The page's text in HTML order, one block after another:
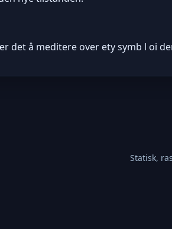
det å meditere over ety symb l oi
Statisk,